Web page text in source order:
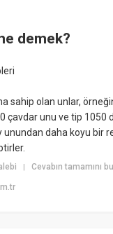
demek?
sahip olan unlar,
çavdar unu ve tip 1050
unundan daha koyu bir
|Cevabın tamamını